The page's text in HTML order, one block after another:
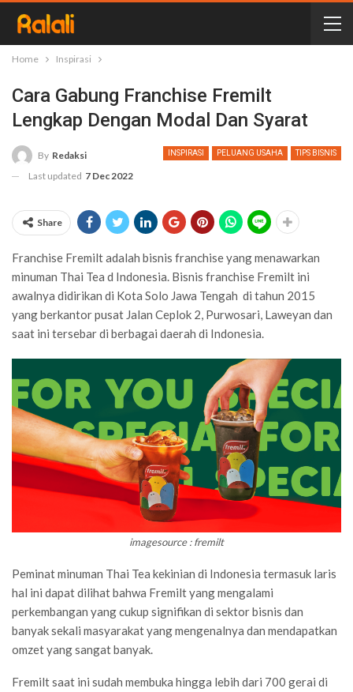
Home Inspirasi
Cara Gabung Franchise Fremilt
Lengkap Dengan Modal Dan Syarat
INSPIRASI PELUANG USAHA TIPS BISNIS
By Redaksi
Last updated 7 Dec 2022
Share
Franchise Fremilt adalah bisnis franchise yang menawarkan
minuman Thai Tea d Indonesia. Bisnis franchise Fremilt ini
awalnya didirikan di Kota Solo Jawa Tengah di tahun 2015
yang berkantor pusat Jalan Ceplok 2, Purwosari, Laweyan dan
saat ini tersebar di berbagai daerah di Indonesia.
imagesource : fremilt
Peminat minuman Thai Tea kekinian di Indonesia termasuk laris
hal ini dapat dilihat bahwa Fremilt yang mengalami
perkembangan yang cukup signifikan di sektor bisnis dan
banyak sekali masyarakat yang mengenalnya dan mendapatkan
omzet yang sangat banyak.
Fremilt saat ini sudah membuka hingga lebih dari 700 gerai di